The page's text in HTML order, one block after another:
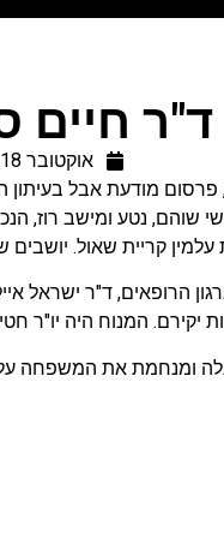
ד"ר חיים
אוקטובר 18, 2013
פרסום מודעת אבל בעיתון
שוהם, נטע ומישב רוז,
הרופאים, ד"ר ישראל
המנוח היה יו"ר
ומנחמת את המשפחה על